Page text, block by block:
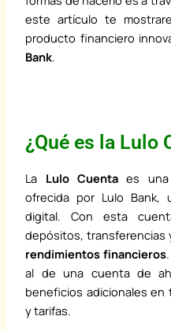
este artículo te
producto financiero
Bank.
¿Qué es la Lulo
La Lulo Cuentaes una
ofrecida por Lulo Bank,
digital. Con esta
depósitos, transferencias
rendimientos financieros
al de una cuenta de
beneficios adicionales
y tarifas.